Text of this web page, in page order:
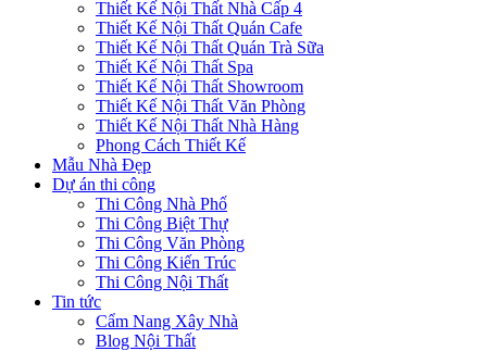
Thiết Kế Nội Thất Nhà Cấp 4
Thiết Kế Nội Thất Quán Cafe
Thiết Kế Nội Thất Quán Trà Sữa
Thiết Kế Nội Thất Spa
Thiết Kế Nội Thất Showroom
Thiết Kế Nội Thất Văn Phòng
Thiết Kế Nội Thất Nhà Hàng
Phong Cách Thiết Kế
Mẫu Nhà Đẹp
Dự án thi công
Thi Công Nhà Phố
Thi Công Biệt Thự
Thi Công Văn Phòng
Thi Công Kiến Trúc
Thi Công Nội Thất
Tin tức
Cẩm Nang Xây Nhà
Blog Nội Thất